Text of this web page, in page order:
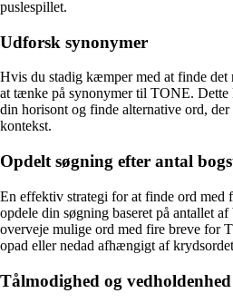
puslespillet.
Udforsk synonymer
Hvis du stadig kæmper med at finde
at tænke på synonymer til TONE.
din horisont og finde alternative ord,
kontekst.
Opdelt søgning efter antal
En effektiv strategi for at finde ord med
opdele din søgning baseret på antallet af
overveje mulige ord med fire breve for
opad eller nedad afhængigt af
Tålmodighed og vedholdenhed